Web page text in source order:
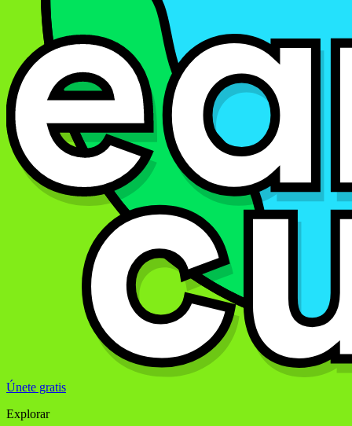
Únete gratis
Explorar